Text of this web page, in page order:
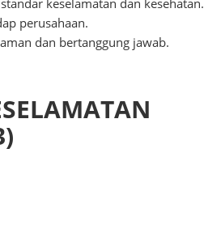
perusahaan.
dan bertanggung jawab.